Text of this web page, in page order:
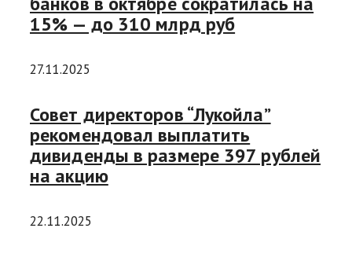
15% — до 310 млрд руб
27.11.2025
Совет директоров “Лукойла”
рекомендовал выплатить
дивиденды в размере 397 рублей
на акцию
22.11.2025